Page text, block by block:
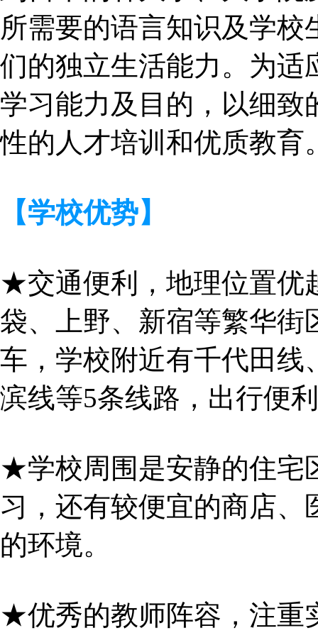
所需要的语言知识及学
们的独立生活能力。为适
学习能力及目的，以细致
性的人才培训和优质教育
【学校优势】
★交通便利，地理位置优
袋、上野、新宿等繁华街
车，学校附近有千代田线
滨线等5条线路，出行便
★学校周围是安静的住宅
习，还有较便宜的商店
的环境。
★优秀的教师阵容，注重